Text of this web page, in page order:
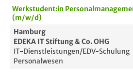
Werkstudent:in
(m/w/d)
Hamburg
EDEKA IT Stiftung & Co. OHG
IT-Dienstleistungen/EDV-Schulung
Personalwesen